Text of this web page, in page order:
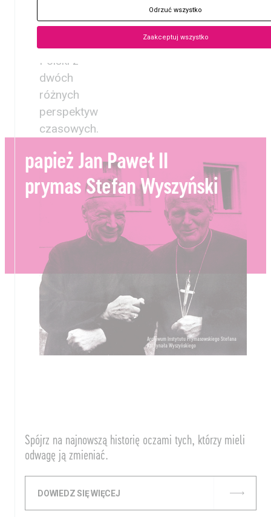
spojrzeć
Polski z
dwóch
różnych
perspektyw
czasowych.
papież Jan Paweł II
prymas Stefan Wyszyński
Spójrz na najnowszą historię oczami tych, którzy mieli
odwagę ją zmieniać.
DOWIEDZ SIĘ WIĘCEJ
Archiwum Instytutu Prymasowskiego Stefana
Kardynała Wyszyńskiego
Odrzuć wszystko
Zaakceptuj wszystko